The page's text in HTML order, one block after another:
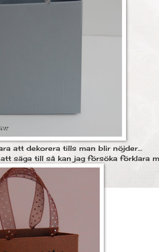
att dekorera tills man blir nöjder...
säga till så kan jag försöka förklara